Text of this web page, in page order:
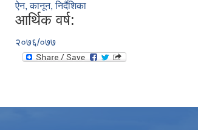
ऐन, कानून, निर्दैशिका
आर्थिक वर्ष:
२०७६/०७७